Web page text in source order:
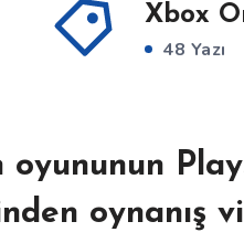
Xbox
48 Yazı
oyununun
oynanış